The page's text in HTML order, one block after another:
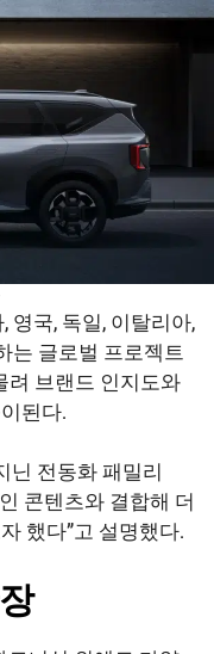
영국, 독일, 이탈리아,
는 글로벌 프로젝트
려 브랜드 인지도와
된다.
닌 전동화 패밀리
콘텐츠와 결합해 더
했다”고 설명했다.